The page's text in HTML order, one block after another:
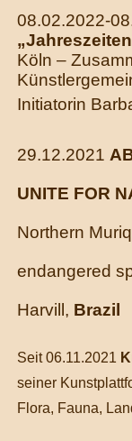
08.02.2022-
Köln –
Initiatorin
29.12.2021
UNITE FOR
Northern
endangered
Harvill, Brazil
Seit 06.11.2021
seiner
Flora, Fauna,